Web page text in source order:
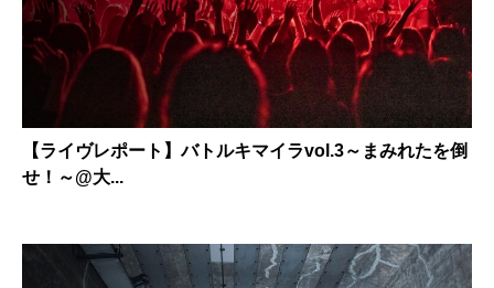
【ライヴレポート】バトルキマイラvol.3～まみれたを倒
せ！～@大...